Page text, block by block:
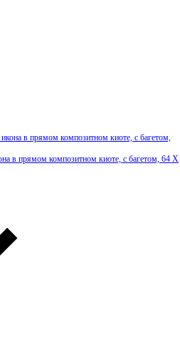
в прямом композитном киоте, с багетом, 64 Х